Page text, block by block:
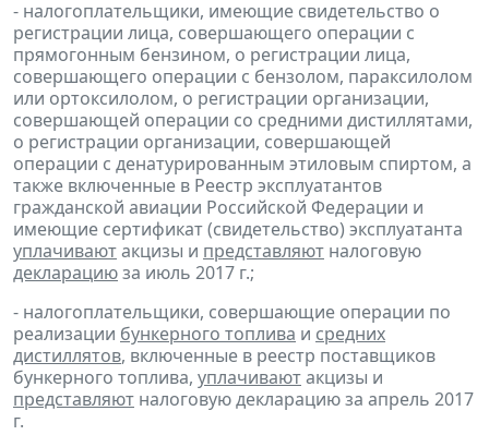
- налогоплательщики, имеющие свидетельство о
регистрации лица, совершающего операции с
прямогонным бензином, о регистрации лица,
совершающего операции с бензолом, параксилолом
или ортоксилолом, о регистрации организации,
совершающей операции со средними дистиллятами,
о регистрации организации, совершающей
операции с денатурированным этиловым спиртом, а
также включенные в Реестр эксплуатантов
гражданской авиации Российской Федерации и
имеющие сертификат (свидетельство) эксплуатанта
уплачиваютакцизы и представляют налоговую
декларациюза июль 2017 г.;
- налогоплательщики, совершающие операции по
реализации бункерного топлива и средних
дистиллятов, включенные в реестр поставщиков
бункерного топлива, уплачиваютакцизы и
представляют налоговую декларацию за апрель 2017
г.